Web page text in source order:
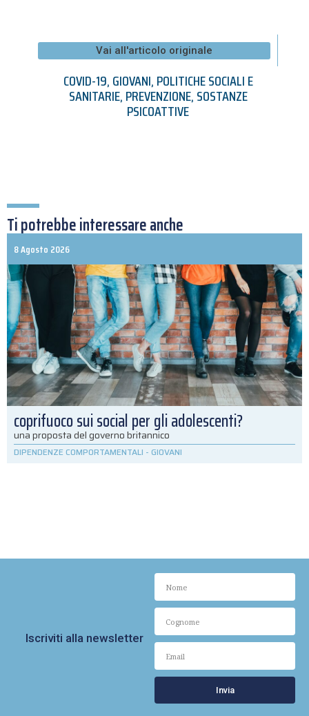
Vai all'articolo originale
COVID-19,GIOVANI,POLITICHE SOCIALI E
SANITARIE,PREVENZIONE,SOSTANZE
PSICOATTIVE
Ti potrebbe interessare anche
8 Agosto 2026
coprifuoco sui social per gli adolescenti?
una proposta del governo britannico
DIPENDENZE COMPORTAMENTALI - GIOVANI
Iscriviti alla newsletter
Invia